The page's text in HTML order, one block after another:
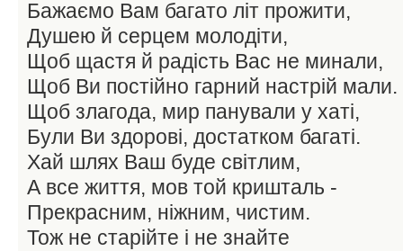
Бажаємо Вам багато літ прожити,
Душею й серцем молодіти,
Щоб щастя й радість Вас не минали,
Щоб Ви постійно гарний настрій мали.
Щоб злагода, мир панували у хаті,
Були Ви здорові, достатком багаті.
Хай шлях Ваш буде світлим,
А все життя, мов той кришталь -
Прекрасним, ніжним, чистим.
Тож не старійте і не знайте